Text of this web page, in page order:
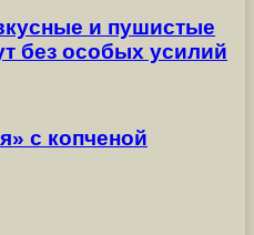
и пушистые
без особых усилий
с копченой